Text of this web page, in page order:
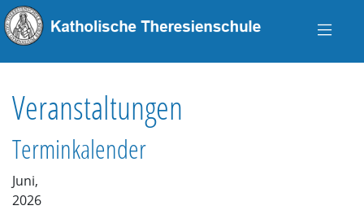
Veranstaltungen
Terminkalender
Juni,
2026